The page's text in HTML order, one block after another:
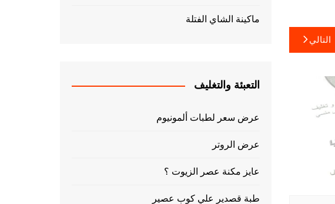
التالي
ماكينة الشاي الفتلة
التعبئة والتغليف
عرض سعر لطبات ألمونيوم
عرض الروتر
عايز مكنة عصر الزيوت ؟
طبة قصدير علي كوب عصير